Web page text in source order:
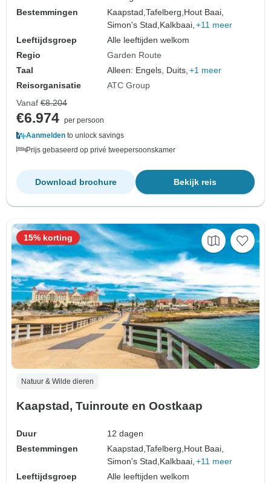
Bestemmingen
Kaapstad,Tafelberg,Hout Baai,
Simon's Stad,Kalkbaai, +11 meer
Leeftijdsgroep
Alle leeftijden welkom
Regio
Garden Route
Taal
Alleen: Engels, Duits, +1 meer
Reisorganisatie
ATC Group
Vanaf €8.204
€6.974 per persoon
Aanmelden to unlock savings
Prijs gebaseerd op privé tweepersoonskamer
Bekijk reis
Download brochure
Natuur & Wilde dieren
Kaapstad, Tuinroute en Oostkaap
Duur
12 dagen
Bestemmingen
Kaapstad,Tafelberg, Hout Baai,
Simon's Stad, Kalkbaai, +11 meer
Leeftijdsgroep
Alle leeftijden welkom
15% korting